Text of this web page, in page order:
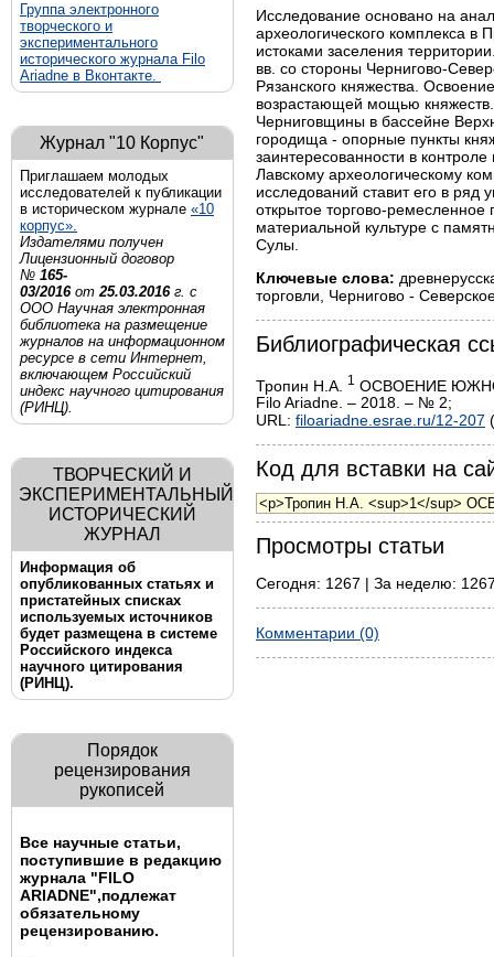
Группа электронного
творческого и
экспериментального
исторического журнала Filo
Ariadne в Вконтакте.
Журнал "10 Корпус"
Приглашаем молодых
исследователей к публикации
в историческом журнале «10
корпус».
Издателями получен
Лицензионный договор
№ 165-
03/2016от25.03.2016г. с
ООО Научная электронная
библиотека на размещение
журналов на информационном
ресурсе в сети Интернет,
включающем Российский
индекс научного цитирования
(РИНЦ).
ТВОРЧЕСКИЙ И
ЭКСПЕРИМЕНТАЛЬНЫЙ
ИСТОРИЧЕСКИЙ
ЖУРНАЛ
Информация об
опубликованных статьях и
пристатейных списках
используемых источников
будет размещена в системе
Российского индекса
научного цитирования
(РИНЦ).
Порядок
рецензирования
рукописей
Все научные статьи,
поступившие в редакцию
журнала "FILO
ARIADNE",подлежат
обязательному
рецензированию.
Исследование основано на
археологического комплекса
истоками заселения
вв. со стороны Чернигово-
Рязанского княжества.
возрастающей мощью княжеств.
Черниговщины в бассейне
городища - опорные пункты
заинтересованности в
Лавскому археологическому
исследований ставит его в ряд
открытое торгово-
материальной культуре с
Сулы.
Ключевые слова:
торговли, Чернигово -
Библиографическая
Тропин Н.А. 1 ОСВОЕНИЕ
Filo Ariadne. – 2018. – № 2;
URL: filoariadne.esrae.ru/12-207
Код для вставки на
Просмотры статьи
Сегодня: 1267 | За неделю:
Комментарии (0)